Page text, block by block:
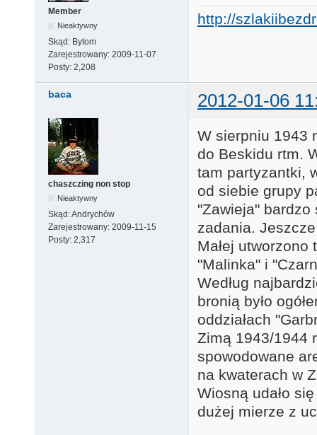
Member
Nieaktywny
Skąd: Bytom
Zarejestrowany: 2009-11-07
Posty: 2,208
http://
baca 2012-01-06
chaszczing non stop
Nieaktywny
Skąd:Andrychów
Zarejestrowany: 2009-11-15
Posty: 2,317
W sierpniu 1943
do Beskidu rtm.
tam partyzantki,
od siebie grupy
"Zawieja" bardzo
zadania.
Małej
"Malinka" i
Według
bronią było
oddziałach
Zimą 1943/1944
spowodowane
na kwaterach w
Wiosną udało
dużej mierze z